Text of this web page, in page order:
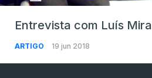
Entrevista com Luís Mira
ARTIGO 19 jun 2018